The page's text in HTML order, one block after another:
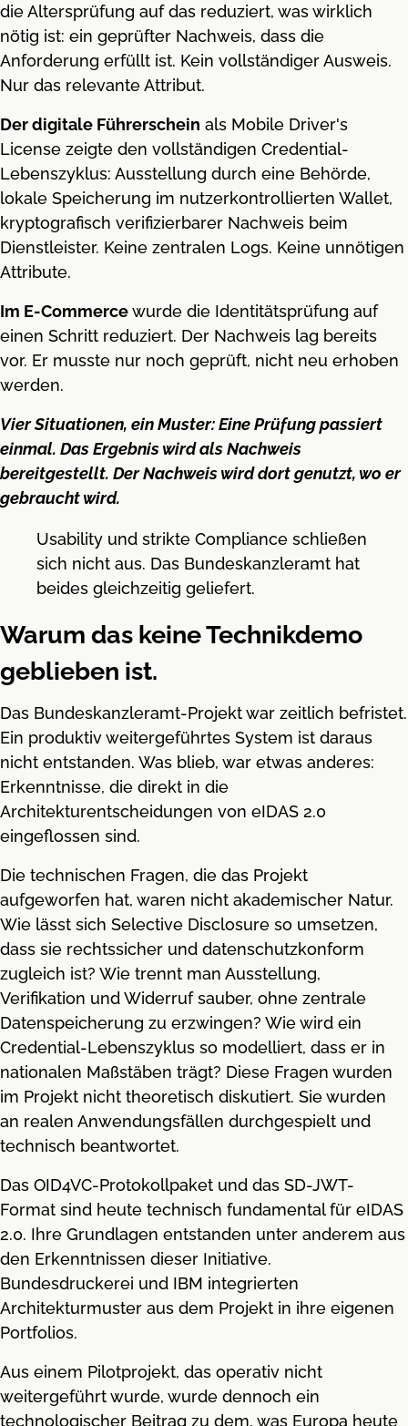
die Altersprüfung auf das reduziert, was wirklich
nötig ist: ein geprüfter Nachweis, dass die
Anforderung erfüllt ist. Kein vollständiger Ausweis.
Nur das relevante Attribut.
Der digitale Führerschein als Mobile Driver's
License zeigte den vollständigen Credential-
Lebenszyklus: Ausstellung durch eine Behörde,
lokale Speicherung im nutzerkontrollierten Wallet,
kryptografisch verifizierbarer Nachweis beim
Dienstleister. Keine zentralen Logs. Keine unnötigen
Attribute.
Im E-Commercewurde die Identitätsprüfung auf
einen Schritt reduziert. Der Nachweis lag bereits
vor. Er musste nur noch geprüft, nicht neu erhoben
werden.
Vier Situationen, ein Muster: Eine Prüfung passiert
einmal. Das Ergebnis wird als Nachweis
bereitgestellt. Der Nachweis wird dort genutzt, wo er
gebraucht wird.
Usability und strikte Compliance schließen
sich nicht aus. Das Bundeskanzleramt hat
beides gleichzeitig geliefert.
Warum das keine Technikdemo
geblieben ist.
Das Bundeskanzleramt-Projekt war zeitlich befristet.
Ein produktiv weitergeführtes System ist daraus
nicht entstanden. Was blieb, war etwas anderes:
Erkenntnisse, die direkt in die
Architekturentscheidungen von eIDAS 2.0
eingeflossen sind.
Die technischen Fragen, die das Projekt
aufgeworfen hat, waren nicht akademischer Natur.
Wie lässt sich Selective Disclosure so umsetzen,
dass sie rechtssicher und datenschutzkonform
zugleich ist? Wie trennt man Ausstellung,
Verifikation und Widerruf sauber, ohne zentrale
Datenspeicherung zu erzwingen? Wie wird ein
Credential-Lebenszyklus so modelliert, dass er in
nationalen Maßstäben trägt? Diese Fragen wurden
im Projekt nicht theoretisch diskutiert. Sie wurden
an realen Anwendungsfällen durchgespielt und
technisch beantwortet.
Das OID4VC-Protokollpaket und das SD-JWT-
Format sind heute technisch fundamental für eIDAS
2.0. Ihre Grundlagen entstanden unter anderem aus
den Erkenntnissen dieser Initiative.
Bundesdruckerei und IBM integrierten
Architekturmuster aus dem Projekt in ihre eigenen
Portfolios.
Aus einem Pilotprojekt, das operativ nicht
weitergeführt wurde, wurde dennoch ein
technologischer Beitrag zu dem, was Europa heute